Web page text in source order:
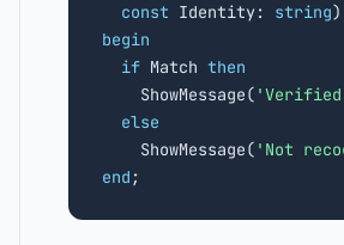
const Identity: string
begin
if Match then
    ShowMessage(
else
    ShowMessage(
'Not
end ;